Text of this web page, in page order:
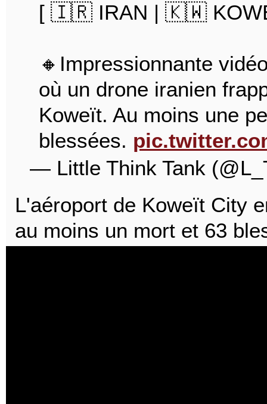
[ 🇮🇷 IRAN | 🇰🇼
🔸Impressionnante
où un drone iranien
Koweït. Au moins une
blessées.
— Little Think Tank
L'aéroport de Koweït City
au moins un mort et 63